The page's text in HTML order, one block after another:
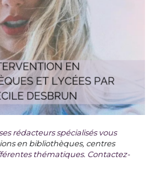
rédacteurs spécialisés vous
en bibliothèques, centres
thématiques. Contactez-